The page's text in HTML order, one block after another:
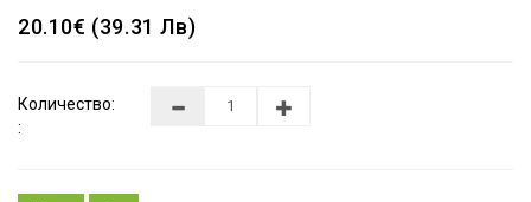
20.10€ (39.31 Лв)
Количество:
: